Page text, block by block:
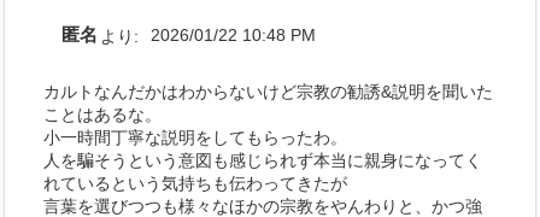
匿名 より: 2026/01/22 10:48 PM
カルトなんだかはわからないけど宗教の勧誘&説明を聞いた
ことはあるな。
小一時間丁寧な説明をしてもらったわ。
人を騙そうという意図も感じられず本当に親身になってく
れているという気持ちも伝わってきたが
言葉を選びつつも様々なほかの宗教をやんわりと、かつ強